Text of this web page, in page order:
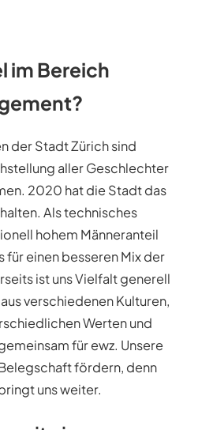
im Bereich
der Stadt Zürich sind
aller Geschlechter
2020 hat die Stadt das
Als technisches
hohem Männeranteil
für einen besseren Mix der
ist uns Vielfalt generell
verschiedenen Kulturen,
Werten und
für ewz. Unsere
fördern, denn
uns weiter.